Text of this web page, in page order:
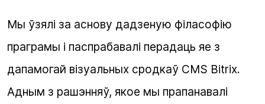
Мы ўзялі за аснову дадзеную філасофію
праграмы і паспрабавалі перадаць яе з
дапамогай візуальных сродкаў CMS Bitrix.
Адным з рашэнняў, якое мы прапанавалі